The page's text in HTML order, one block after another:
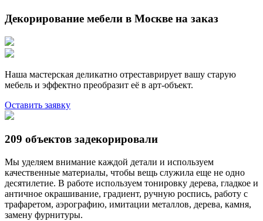
Декорирование мебели в Москве на заказ
Наша мастерская деликатно отреставрирует вашу старую
мебель и эффектно преобразит её в арт-объект.
Оставить заявку
209 объектов задекорировали
Мы уделяем внимание каждой детали и используем
качественные материалы, чтобы вещь служила еще не одно
десятилетие. В работе используем тонировку дерева, гладкое и
античное окрашивание, градиент, ручную роспись, работу с
трафаретом, аэрографию, имитации металлов, дерева, камня,
замену фурнитуры.